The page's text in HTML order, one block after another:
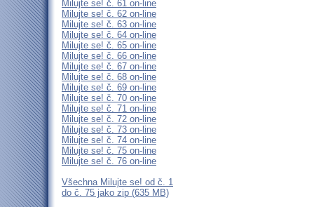
Milujte se! č. 61 on-line
Milujte se! č. 62 on-line
Milujte se! č. 63 on-line
Milujte se! č. 64 on-line
Milujte se! č. 65 on-line
Milujte se! č. 66 on-line
Milujte se! č. 67 on-line
Milujte se! č. 68 on-line
Milujte se! č. 69 on-line
Milujte se! č. 70 on-line
Milujte se! č. 71 on-line
Milujte se! č. 72 on-line
Milujte se! č. 73 on-line
Milujte se! č. 74 on-line
Milujte se! č. 75 on-line
Milujte se! č. 76 on-line
Všechna Milujte se! od č. 1
do č. 75 jako zip (635 MB)